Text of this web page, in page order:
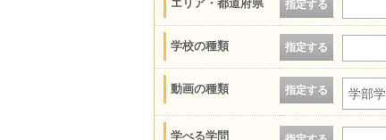
エリア・都道府県 指定する
学校の種類 指定する
動画の種類 指定する 学部
学べる学問